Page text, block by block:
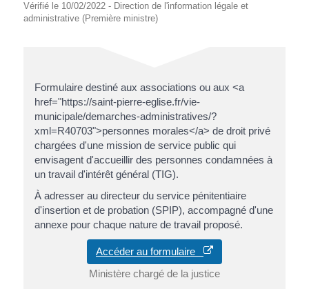
Vérifié le 10/02/2022 - Direction de l'information légale et
administrative (Première ministre)
Formulaire destiné aux associations ou aux <a
href="https://saint-pierre-eglise.fr/vie-
municipale/demarches-administratives/?
xml=R40703">personnes morales</a> de droit privé
chargées d'une mission de service public qui
envisagent d'accueillir des personnes condamnées à
un travail d'intérêt général (TIG).
À adresser au directeur du service pénitentiaire
d'insertion et de probation (SPIP), accompagné d'une
annexe pour chaque nature de travail proposé.
Accéder au formulaire
Ministère chargé de la justice